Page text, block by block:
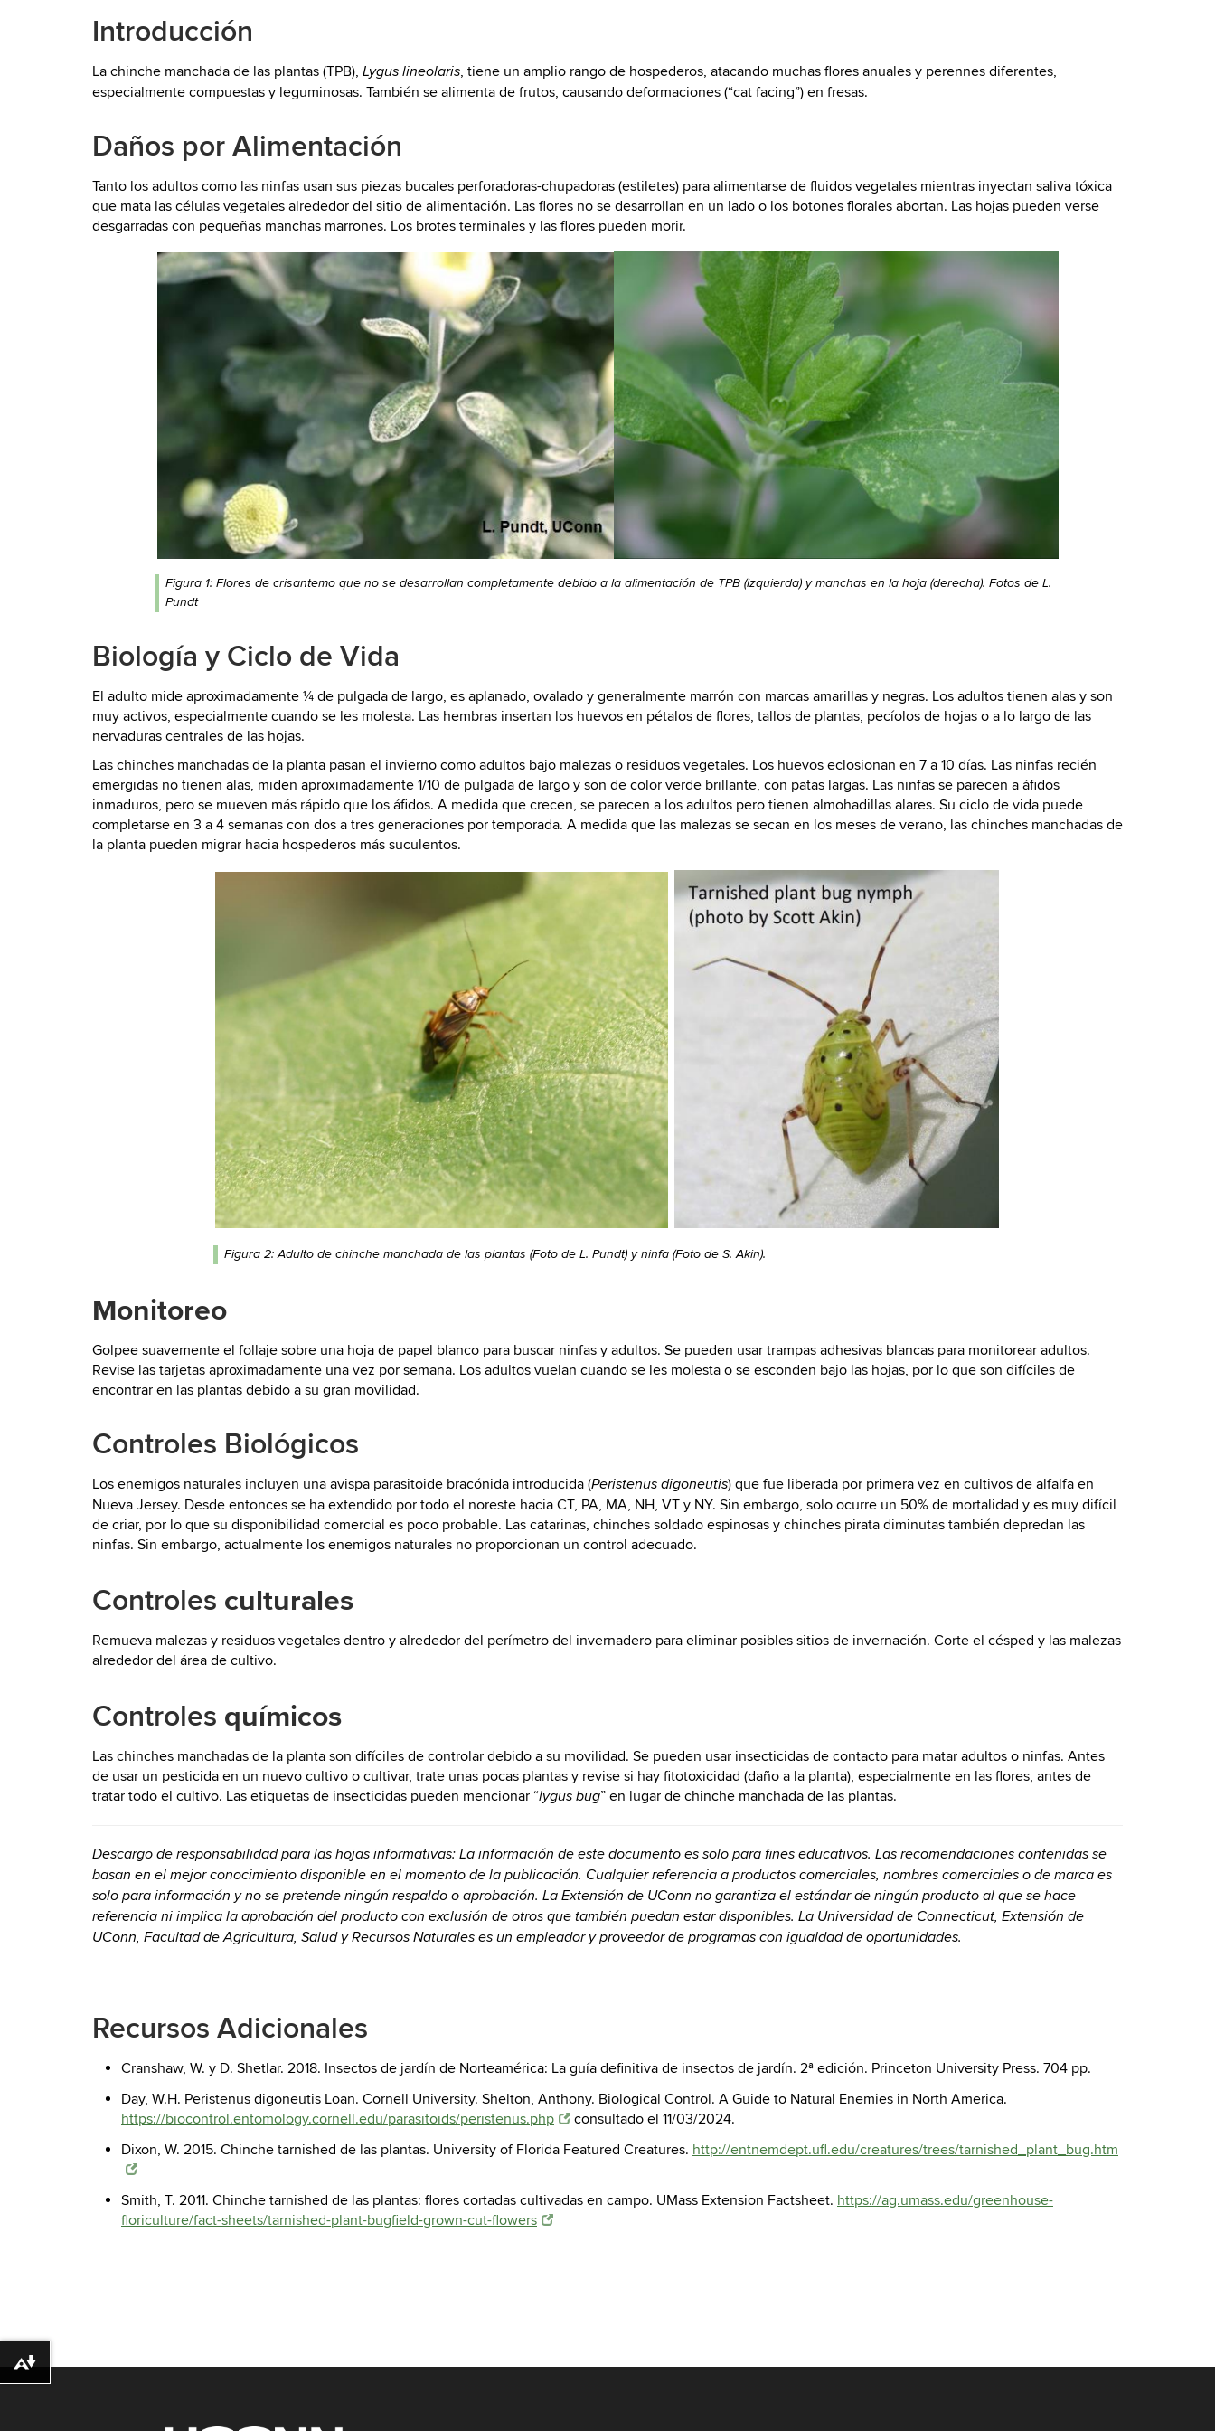
Introducción
La chinche manchada de las plantas (TPB), Lygus lineolaris, tiene un amplio rango de hospederos, atacando muchas flores anuales y perennes diferentes,
especialmente compuestas y leguminosas. También se alimenta de frutos, causando deformaciones (“cat facing”) en fresas.
Daños por Alimentación
Tanto los adultos como las ninfas usan sus piezas bucales perforadoras-chupadoras (estiletes) para alimentarse de fluidos vegetales mientras inyectan saliva tóxica
que mata las células vegetales alrededor del sitio de alimentación. Las flores no se desarrollan en un lado o los botones florales abortan. Las hojas pueden verse
desgarradas con pequeñas manchas marrones. Los brotes terminales y las flores pueden morir.
Figura 1: Flores de crisantemo que no se desarrollan completamente debido a la alimentación de TPB (izquierda) y manchas en la hoja (derecha). Fotos de L.
Pundt
Biología y Ciclo de Vida
El adulto mide aproximadamente ¼ de pulgada de largo, es aplanado, ovalado y generalmente marrón con marcas amarillas y negras. Los adultos tienen alas y son
muy activos, especialmente cuando se les molesta. Las hembras insertan los huevos en pétalos de flores, tallos de plantas, pecíolos de hojas o a lo largo de las
nervaduras centrales de las hojas.
Las chinches manchadas de la planta pasan el invierno como adultos bajo malezas o residuos vegetales. Los huevos eclosionan en 7 a 10 días. Las ninfas recién
emergidas no tienen alas, miden aproximadamente 1/10 de pulgada de largo y son de color verde brillante, con patas largas. Las ninfas se parecen a áfidos
inmaduros, pero se mueven más rápido que los áfidos. A medida que crecen, se parecen a los adultos pero tienen almohadillas alares. Su ciclo de vida puede
completarse en 3 a 4 semanas con dos a tres generaciones por temporada. A medida que las malezas se secan en los meses de verano, las chinches manchadas de
la planta pueden migrar hacia hospederos más suculentos.
Figura 2: Adulto de chinche manchada de las plantas (Foto de L. Pundt) y ninfa (Foto de S. Akin).
Monitoreo
Golpee suavemente el follaje sobre una hoja de papel blanco para buscar ninfas y adultos. Se pueden usar trampas adhesivas blancas para monitorear adultos.
Revise las tarjetas aproximadamente una vez por semana. Los adultos vuelan cuando se les molesta o se esconden bajo las hojas, por lo que son difíciles de
encontrar en las plantas debido a su gran movilidad.
Controles Biológicos
Los enemigos naturales incluyen una avispa parasitoide bracónida introducida (Peristenus digoneutis) que fue liberada por primera vez en cultivos de alfalfa en
Nueva Jersey. Desde entonces se ha extendido por todo el noreste hacia CT, PA, MA, NH, VT y NY. Sin embargo, solo ocurre un 50% de mortalidad y es muy difícil
de criar, por lo que su disponibilidad comercial es poco probable. Las catarinas, chinches soldado espinosas y chinches pirata diminutas también depredan las
ninfas. Sin embargo, actualmente los enemigos naturales no proporcionan un control adecuado.
Controles culturales
Remueva malezas y residuos vegetales dentro y alrededor del perímetro del invernadero para eliminar posibles sitios de invernación. Corte el césped y las malezas
alrededor del área de cultivo.
Controles químicos
Las chinches manchadas de la planta son difíciles de controlar debido a su movilidad. Se pueden usar insecticidas de contacto para matar adultos o ninfas. Antes
de usar un pesticida en un nuevo cultivo o cultivar, trate unas pocas plantas y revise si hay fitotoxicidad (daño a la planta), especialmente en las flores, antes de
tratar todo el cultivo. Las etiquetas de insecticidas pueden mencionar “lygus bug” en lugar de chinche manchada de las plantas.
Descargo de responsabilidad para las hojas informativas: La información de este documento es solo para fines educativos. Las recomendaciones contenidas se
basan en el mejor conocimiento disponible en el momento de la publicación. Cualquier referencia a productos comerciales, nombres comerciales o de marca es
solo para información y no se pretende ningún respaldo o aprobación. La Extensión de UConn no garantiza el estándar de ningún producto al que se hace
referencia ni implica la aprobación del producto con exclusión de otros que también puedan estar disponibles. La Universidad de Connecticut, Extensión de
UConn, Facultad de Agricultura, Salud y Recursos Naturales es un empleador y proveedor de programas con igualdad de oportunidades.
Recursos Adicionales
Cranshaw, W. y D. Shetlar. 2018. Insectos de jardín de Norteamérica: La guía definitiva de insectos de jardín. 2ª edición. Princeton University Press. 704 pp.
Day, W.H. Peristenus digoneutis Loan. Cornell University. Shelton, Anthony. Biological Control. A Guide to Natural Enemies in North America.
https://biocontrol.entomology.cornell.edu/parasitoids/peristenus.php
consultado el 11/03/2024.
Dixon, W. 2015. Chinche tarnished de las plantas. University of Florida Featured Creatures. http://entnemdept.ufl.edu/creatures/trees/tarnished_plant_bug.htm
Smith, T. 2011. Chinche tarnished de las plantas: flores cortadas cultivadas en campo. UMass Extension Factsheet. https://ag.umass.edu/greenhouse-
floriculture/fact-sheets/tarnished-plant-bugfield-grown-cut-flowers
Download alternative formats ...